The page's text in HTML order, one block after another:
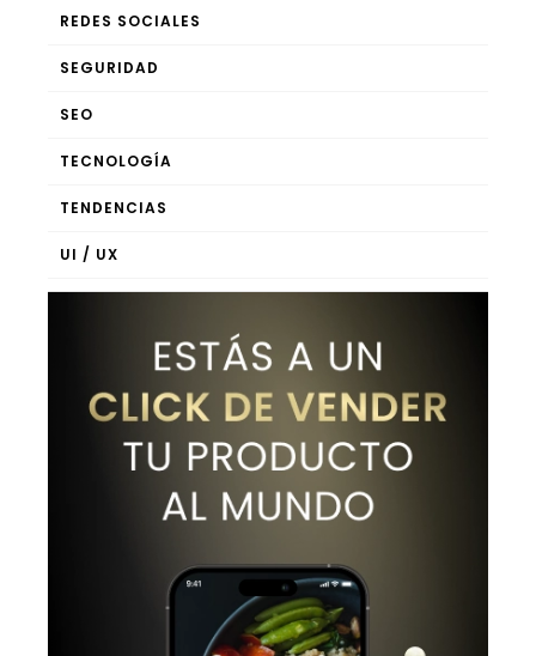
REDES SOCIALES
SEGURIDAD
SEO
TECNOLOGÍA
TENDENCIAS
UI / UX